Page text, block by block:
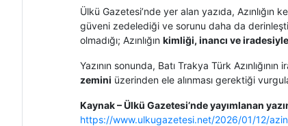
Ülkü Gazetesi’nde yer alan yazıda, Azınlığın
güveni zedelediği ve sorunu daha da
olmadığı; Azınlığın kimliği, inancı ve
Yazının sonunda, Batı Trakya Türk
zemini üzerinden ele alınması gerektiği
Kaynak – Ülkü Gazetesi’nde yayımlanan
https://www.ulkugazetesi.net/2026/01/12/